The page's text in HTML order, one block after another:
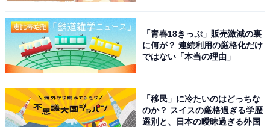
「青春18きっぷ」販売激減の裏
に何が？ 連続利用の厳格化だけ
ではない「本当の理由」
「移民」に冷たいのはどっちな
のか？ スイスの厳格過ぎる学歴
選別と、日本の曖昧過ぎる外国